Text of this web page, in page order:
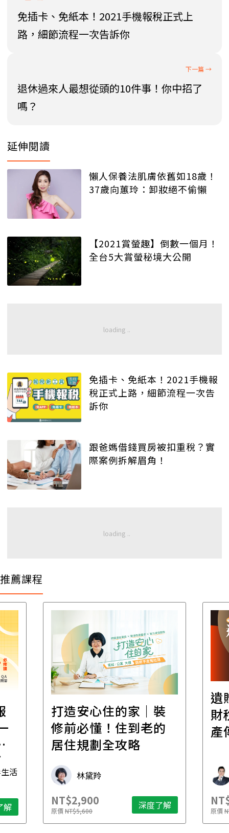
免插卡、免紙本！2021手機報稅正式上
路，細節流程一次告訴你
退休過來人最想從頭的10件事！你中招了
嗎？
延伸閱讀
懶人保養法肌膚依舊如18歲！
37歲向蕙玲：卸妝絕不偷懶
【2021賞螢趣】倒數一個月！
全台5大賞螢秘境大公開
免插卡、免紙本！2021手機報
稅正式上路，細節流程一次告
訴你
跟爸媽借錢買房被扣重稅？實
際案例拆解眉角！
推薦課程
活
解
打造安心住的家｜裝
修前必懂！住到老的
居住規劃全攻略
林黛羚
NT$2,900
原價NT$5,600 深度了解
遺
財
產
原價